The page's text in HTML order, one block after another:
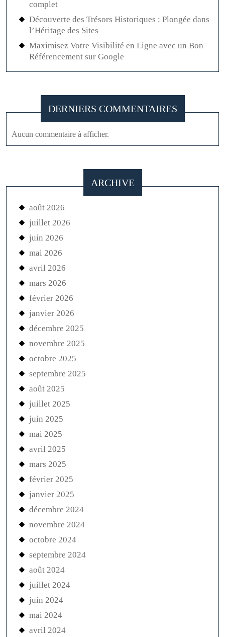
complet
Découverte des Trésors Historiques : Plongée dans
l’Héritage des Sites
Maximisez Votre Visibilité en Ligne avec un Bon
Référencement sur Google
DERNIERS COMMENTAIRES
Aucun commentaire à afficher.
ARCHIVE
août 2026
juillet 2026
juin 2026
mai 2026
avril 2026
mars 2026
février 2026
janvier 2026
décembre 2025
novembre 2025
octobre 2025
septembre 2025
août 2025
juillet 2025
juin 2025
mai 2025
avril 2025
mars 2025
février 2025
janvier 2025
décembre 2024
novembre 2024
octobre 2024
septembre 2024
août 2024
juillet 2024
juin 2024
mai 2024
avril 2024